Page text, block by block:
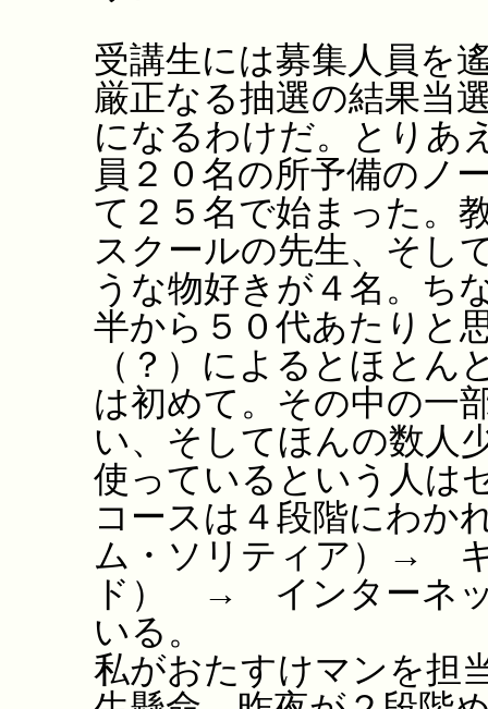
受講生には募集人員を
厳正なる抽選の結果当
になるわけだ。とりあ
員２０名の所予備のノ
て２５名で始まった。
スクールの先生、そし
うな物好きが４名。ち
半から５０代あたりと
（？）によるとほと
は初めて。その中の一
い、そしてほんの数人
使っているという人は
コースは４段階にわか
ム・ソリティア）→
ド） → インターネ
いる。
私がおたすけマンを担